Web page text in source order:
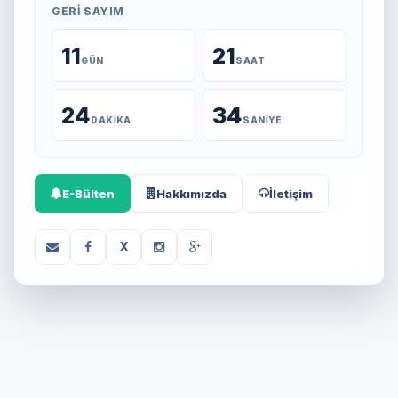
GERI SAYIM
11GÜN 21SAAT
24DAKIKA 34SANIYE
E-Bülten Hakkımızda İletişim
X